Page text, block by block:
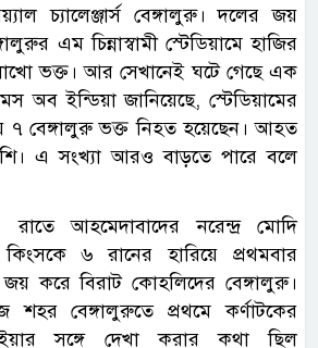
চ্যালেঞ্জার্স বেঙ্গালুরু। দলের জয়
এম চিন্নাস্বামী স্টেডিয়ামে হাজির
ভক্ত। আর সেখানেই ঘটে গেছে এক
অব ইন্ডিয়া জানিয়েছে, স্টেডিয়ামের
৭ বেঙ্গালুরু ভক্ত নিহত হয়েছেন। আহত
এ সংখ্যা আরও বাড়তে পারে বলে
আহমেদাবাদের নরেন্দ্র মোদি
কিংসকে ৬ রানের হারিয়ে প্রথমবার
করে বিরাট কোহলিদের বেঙ্গালুরু।
শহর বেঙ্গালুরুতে প্রথমে কর্ণাটকের
সঙ্গে দেখা করার কথা ছিল